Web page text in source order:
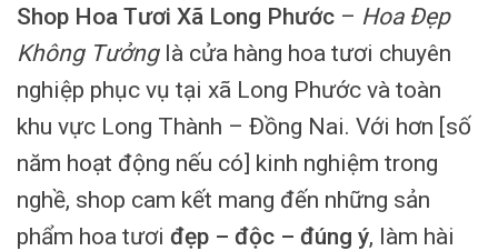
Shop Hoa Tươi Xã Long Phước – Hoa Đẹp
Không Tưởnglà cửa hàng hoa tươi chuyên
nghiệp phục vụ tại xã Long Phước và toàn
khu vực Long Thành – Đồng Nai. Với hơn [số
năm hoạt động nếu có] kinh nghiệm trong
nghề, shop cam kết mang đến những sản
phẩm hoa tươi đẹp – độc – đúng ý, làm hài